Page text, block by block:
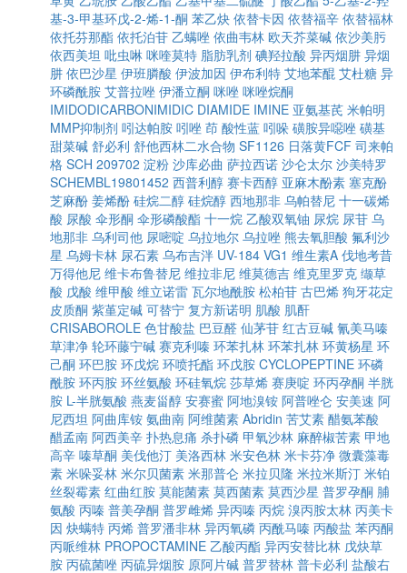
基-3-甲基环戊-2-烯-1-酮 苯乙炔 依替卡因 依替福辛 依替福林
依托芬那酯 依托泊苷 乙螨唑 依曲韦林 欧天芥菜碱 依沙美肟
依西美坦 吡虫啉 咪喹莫特 脂肪乳剂 碘羟拉酸 异丙烟肼 异烟
肼 依巴沙星 伊班膦酸 伊波加因 伊布利特 艾地苯醌 艾杜糖 异
环磷酰胺 艾普拉唑 伊潘立酮 咪唑 咪唑烷酮
IMIDODICARBONIMIDIC DIAMIDE IMINE 亚氨基芪 米帕明
MMP抑制剂 吲达帕胺 吲唑 茚 酸性蓝 吲哚 磺胺异噁唑 磺基
甜菜碱 舒必利 舒他西林二水合物 SF1126 日落黄FCF 司来帕
格 SCH 209702 淀粉 沙库必曲 萨拉西诺 沙仑太尔 沙美特罗
SCHEMBL19801452 西普利醇 赛卡西醇 亚麻木酚素 塞克酚
芝麻酚 姜烯酚 硅烷二醇 硅烷醇 西地那非 乌帕替尼 十一碳烯
酸 尿酸 伞形酮 伞形磷酸酯 十一烷 乙酸双氧铀 尿烷 尿苷 乌
地那非 乌利司他 尿嘧啶 乌拉地尔 乌拉唑 熊去氧胆酸 氟利沙
星 乌姆卡林 尿石素 乌布吉泮 UV-184 VG1 维生素A 伐地考昔
万得他尼 维卡布鲁替尼 维拉非尼 维莫德吉 维克里罗克 缬草
酸 戊酸 维甲酸 维立诺雷 瓦尔地酰胺 松柏苷 古巴烯 狗牙花定
皮质酮 紫堇定碱 可替宁 复方新诺明 肌酸 肌酐
CRISABOROLE 色甘酸盐 巴豆醛 仙茅苷 红古豆碱 氰美马嗪
草津净 轮环藤宁碱 赛克利嗪 环苯扎林 环苯扎林 环黄杨星 环
己酮 环巴胺 环戊烷 环喷托酯 环戊胺 CYCLOPEPTINE 环磷
酰胺 环丙胺 环丝氨酸 环硅氧烷 莎草烯 赛庚啶 环丙孕酮 半胱
胺 L-半胱氨酸 燕麦甾醇 安赛蜜 阿地溴铵 阿普唑仑 安美速 阿
尼西坦 阿曲库铵 氨曲南 阿维菌素 Abridin 苦艾素 醋氨苯酸
醋孟南 阿西美辛 扑热息痛 杀扑磷 甲氧沙林 麻醉椒苦素 甲地
高辛 嗪草酮 美伐他汀 美洛西林 米安色林 米卡芬净 微囊藻毒
素 米哚妥林 米尔贝菌素 米那普仑 米拉贝隆 米拉米斯汀 米铂
丝裂霉素 红曲红胺 莫能菌素 莫西菌素 莫西沙星 普罗孕酮 脯
氨酸 丙嗪 普美孕酮 普罗雌烯 异丙嗪 丙烷 溴丙胺太林 丙美卡
因 炔螨特 丙烯 普罗潘非林 异丙氧磷 丙酰马嗪 丙酸盐 苯丙酮
丙哌维林 PROPOCTAMINE 乙酸丙酯 异丙安替比林 戊炔草
胺 丙硫菌唑 丙硫异烟胺 原阿片碱 普罗替林 普卡必利 盐酸右